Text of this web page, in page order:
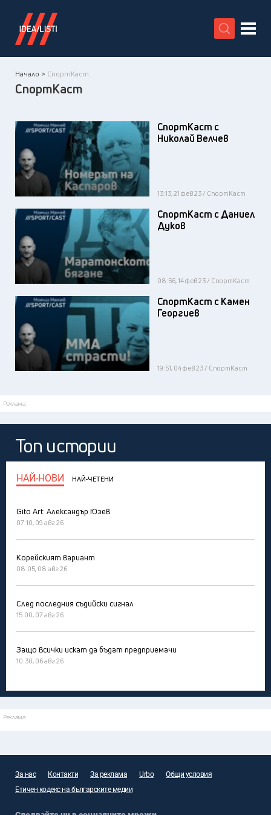
X
Начало > СпортКаст
СпортКаст
СпортКаст с
Николай Велчев
13:13, 21 фев 23 / СпортКаст
СпортКаст с Даниел
Дуков
08:56, 14 фев 23 / СпортКаст
СпортКаст с Камен
Георгиев
19:51, 04 фев 23 / СпортКаст
Реклама
Топ истории
НАЙ-НОВИ НАЙ-ЧЕТЕНИ
Gito Art: Александър Юзев
07:10, 09 авг 26
Корейският вариант
08:05, 08 авг 26
След последния съдийски сигнал
15:00, 07 авг 26
Защо всички искат да бъдат предприемачи
10:30, 06 авг 26
Реклама
За нас Контакти За реклама Urbo
Общи условия
Етичен кодекс на българските медии